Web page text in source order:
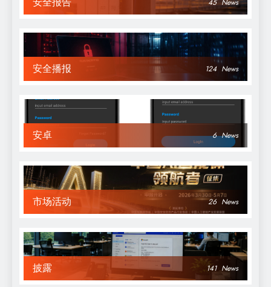
45 News
安全播报 124 News
安卓 6 News
市场活动 26 News
披露 141 News